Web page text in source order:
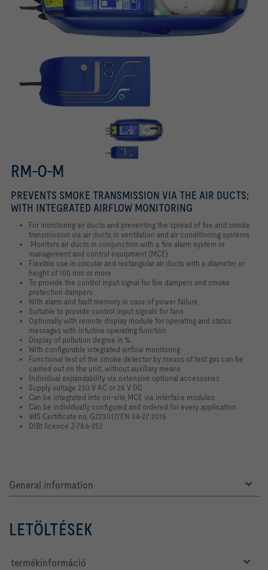
RM-O-M
PREVENTS SMOKE TRANSMISSION VIA THE AIR DUCTS;
WITH INTEGRATED AIRFLOW MONITORING
For monitoring air ducts and preventing the spread of fire and smoke
transmission via air ducts in ventilation and air conditioning systems
Monitors air ducts in conjunction with a fire alarm system or
management and control equipment (MCE)
Flexible use in circular and rectangular air ducts with a diameter or
height of 100 mm or more
To provide the control input signal for fire dampers and smoke
protection dampers
With alarm and fault memory in case of power failure
Suitable to provide control input signals for fans
Optionally with remote display module for operating and status
messages with intuitive operating function
Display of pollution degree in %
With configurable integrated airflow monitoring
Functional test of the smoke detector by means of test gas can be
carried out on the unit, without auxiliary means
Individual expandability via extensive optional accessories
Supply voltage 230 V AC or 24 V DC
Can be integrated into on-site MCE via interface modules
Can be individually configured and ordered for every application
VdS Certificate no. G223017/EN 54-27:2015
DIBt licence Z-78.6-252
General information
LETÖLTÉSEK
termékinformáció